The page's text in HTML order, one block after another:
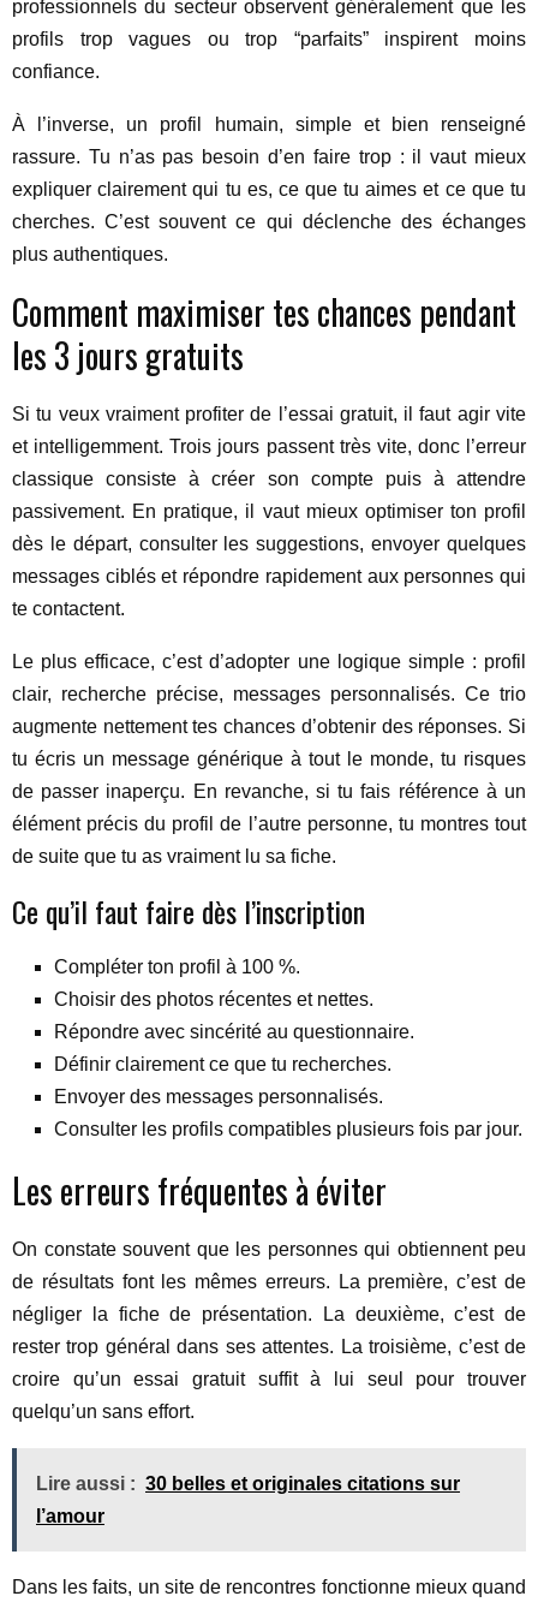
professionnels du secteur observent généralement que les
profils trop vagues ou trop “parfaits” inspirent moins
confiance.
À l’inverse, un profil humain, simple et bien renseigné
rassure. Tu n’as pas besoin d’en faire trop : il vaut mieux
expliquer clairement qui tu es, ce que tu aimes et ce que tu
cherches. C’est souvent ce qui déclenche des échanges
plus authentiques.
Comment maximiser tes chances pendant
les 3 jours gratuits
Si tu veux vraiment profiter de l’essai gratuit, il faut agir vite
et intelligemment. Trois jours passent très vite, donc l’erreur
classique consiste à créer son compte puis à attendre
passivement. En pratique, il vaut mieux optimiser ton profil
dès le départ, consulter les suggestions, envoyer quelques
messages ciblés et répondre rapidement aux personnes qui
te contactent.
Le plus efficace, c’est d’adopter une logique simple : profil
clair, recherche précise, messages personnalisés. Ce trio
augmente nettement tes chances d’obtenir des réponses. Si
tu écris un message générique à tout le monde, tu risques
de passer inaperçu. En revanche, si tu fais référence à un
élément précis du profil de l’autre personne, tu montres tout
de suite que tu as vraiment lu sa fiche.
Ce qu’il faut faire dès l’inscription
Compléter ton profil à 100 %.
Choisir des photos récentes et nettes.
Répondre avec sincérité au questionnaire.
Définir clairement ce que tu recherches.
Envoyer des messages personnalisés.
Consulter les profils compatibles plusieurs fois par jour.
Les erreurs fréquentes à éviter
On constate souvent que les personnes qui obtiennent peu
de résultats font les mêmes erreurs. La première, c’est de
négliger la fiche de présentation. La deuxième, c’est de
rester trop général dans ses attentes. La troisième, c’est de
croire qu’un essai gratuit suffit à lui seul pour trouver
quelqu’un sans effort.
Lire aussi : 30 belles et originales citations sur
l’amour
Dans les faits, un site de rencontres fonctionne mieux quand